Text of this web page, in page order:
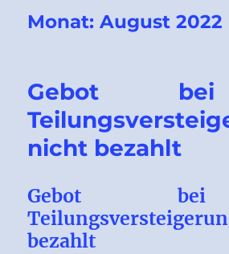
Monat:August 2022
Gebot
nicht bezahlt
Gebot
bezahlt